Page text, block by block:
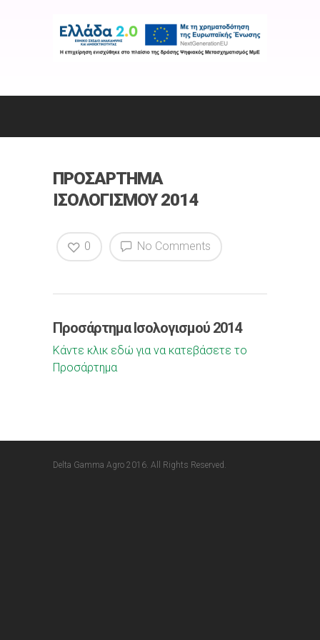
ΠΡΟΣΑΡΤΗΜΑ
ΙΣΟΛΟΓΙΣΜΟΥ 2014
No Comments
0
Προσάρτημα Ισολογισμού 2014
Κάντε κλικ εδώ για να κατεβάσετε το
Προσάρτημα
Delta Gamma Agro 2016. All Rights Reserved.